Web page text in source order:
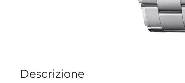
Descrizione